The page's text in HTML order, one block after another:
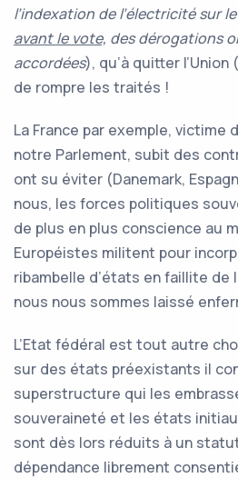
l’indexation de l’électricité sur
avant le vote, des dérogations
accordées), qu’à quitter
de rompre les traités !
La France par exemple, victime
notre Parlement, subit des
ont su éviter (Danemark,
nous, les forces politiques
de plus en plus conscience au
Européistes militent pour
ribambelle d’états en faillite de
nous nous sommes laissé
L’Etat fédéral est tout autre
sur des états préexistants il
superstructure qui les
souveraineté et les états
sont dès lors réduits à un
dépendance librement